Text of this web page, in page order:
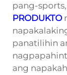
pang-
PRODUKTO
panatilihin
ang